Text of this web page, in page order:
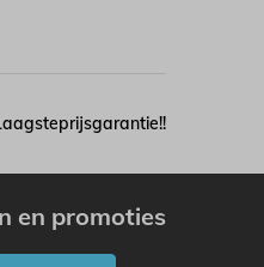
en promoties